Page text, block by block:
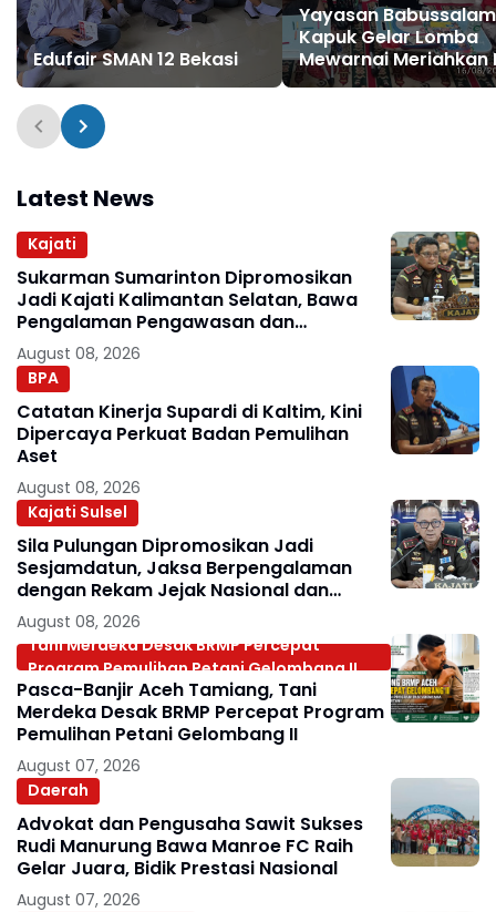
Edufair SMAN 12 Bekasi
Yayasan Babussalam
Kapuk Gelar Lomba
Mewarnai Meriahkan
Ke-80 Kemerdekaan
Latest News
Kajati
Sukarman Sumarinton Dipromosikan
Jadi Kajati Kalimantan Selatan, Bawa
Pengalaman Pengawasan dan
Kepemimpinan
August 08, 2026
BPA
Catatan Kinerja Supardi di Kaltim, Kini
Dipercaya Perkuat Badan Pemulihan
Aset
August 08, 2026
Kajati Sulsel
Sila Pulungan Dipromosikan Jadi
Sesjamdatun, Jaksa Berpengalaman
dengan Rekam Jejak Nasional dan
Internasional
August 08, 2026
Tani Merdeka Desak BRMP Percepat
Program Pemulihan Petani Gelombang II
Pasca-Banjir Aceh Tamiang, Tani
Merdeka Desak BRMP Percepat Program
Pemulihan Petani Gelombang II
August 07, 2026
Daerah
Advokat dan Pengusaha Sawit Sukses
Rudi Manurung Bawa Manroe FC Raih
Gelar Juara, Bidik Prestasi Nasional
August 07, 2026